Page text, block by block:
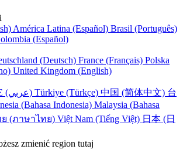
América Latina (Español) Brasil (Português)
(Español)
(Deutsch) France (Français) Polska
United Kingdom (English)
UAE (عربي) Türkiye (Türkçe) 中国 (简体中文) 台
(Bahasa Indonesia) Malaysia (Bahasa
(ภาษาไทย) Việt Nam (Tiếng Việt) 日本 (日
zmienić region tutaj